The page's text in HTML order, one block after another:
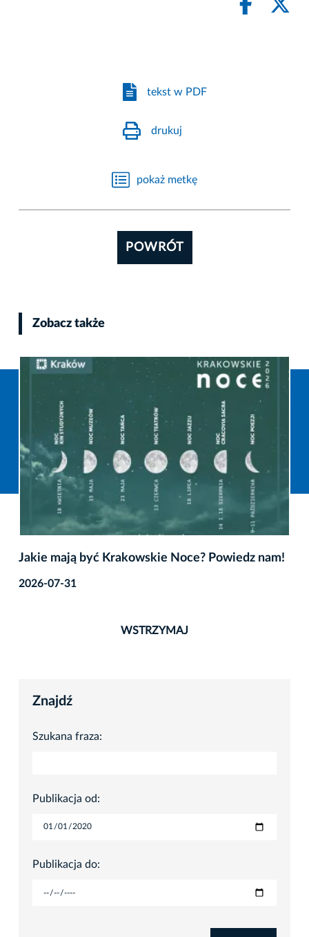
tekst w PDF
drukuj
pokaż metkę
POWRÓT
Zobacz także
Jakie mają być Krakowskie Noce? Powiedz nam!
2026-07-31
WSTRZYMAJ
Znajdź
Szukana fraza:
Publikacja od:
Publikacja do: